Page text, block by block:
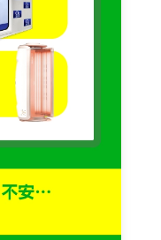
用目的の達成に必要
入館履歴、施設利用
必要な範囲で確認・
ると合理的に認めら
更するものとしま
ものとします。